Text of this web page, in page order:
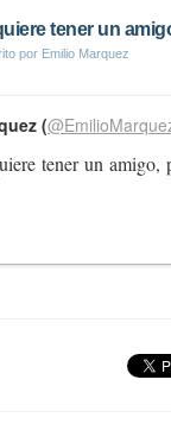
tener un
por Emilio Marquez
tener un amigo,
(